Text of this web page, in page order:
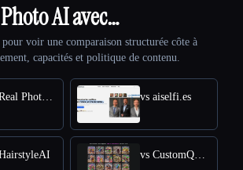
AI avec…
voir une comparaison structurée côte à
capacités et politique de contenu.
vs aiselfi.es